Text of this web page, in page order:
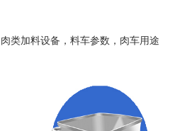
类加料设备，料车参数，肉车用途